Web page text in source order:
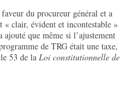
du procureur général et a
« clair, évident et incontestable »
ajouté que même si l’ajustement
de TRG était une taxe,
53 de la Loi constitutionnelle de